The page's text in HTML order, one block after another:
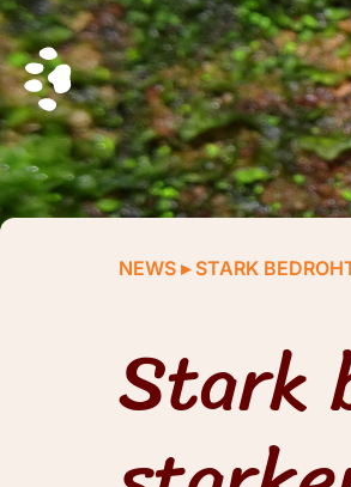
NEWS ▸ STARK
Stark